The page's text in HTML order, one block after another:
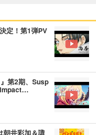
定！第1弾PV
第2期、Susp
Impact…
朝井彩加＆諏